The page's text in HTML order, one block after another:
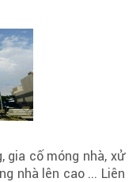
gia cố móng nhà, xử
nhà lên cao ... Liên